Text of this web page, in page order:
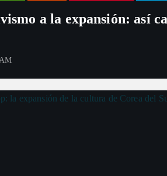
a la expansión: así